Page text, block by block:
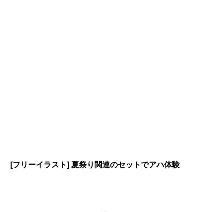
[フリーイラスト] 夏祭り関連のセットでアハ体験